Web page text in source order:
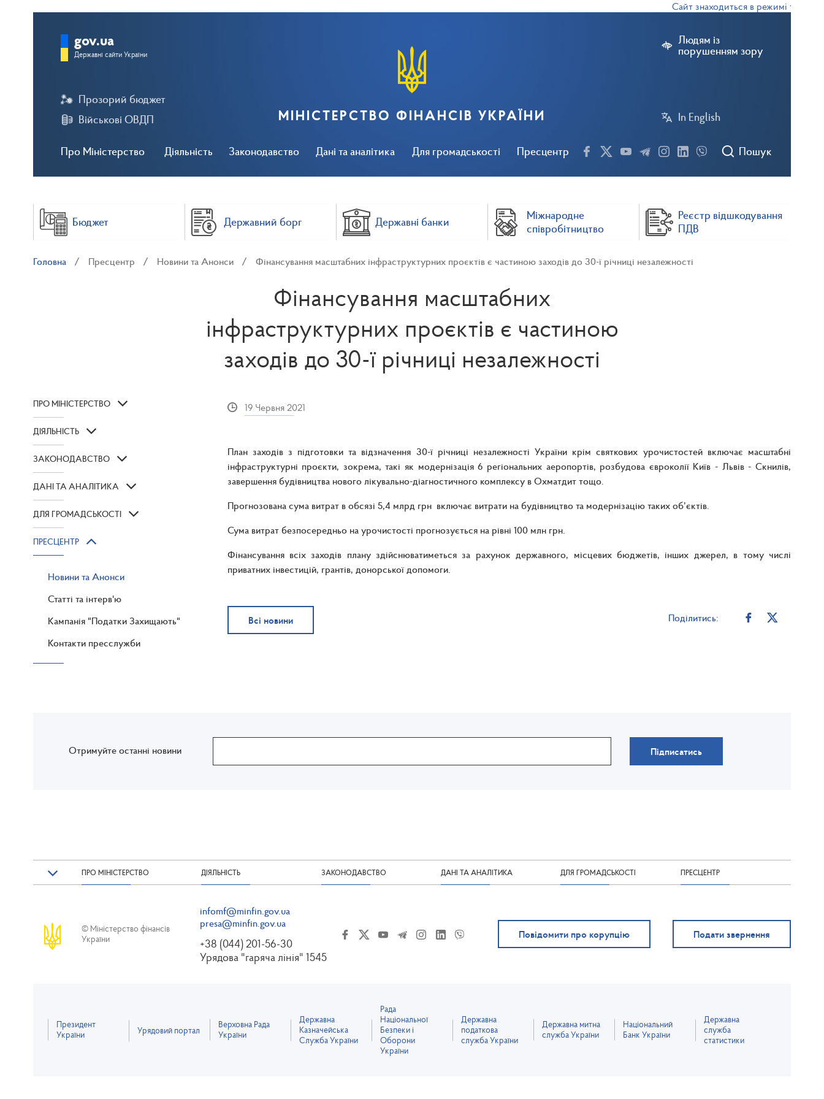
Сайт знаходиться в режимі тестової
Людям із
порушенням зору
In English
Про Міністерство Діяльність Законодавство Дані та аналітика Для громадськості Пресцентр
Прозорий бюджет
Військові ОВДП
Пошук
gov.ua
Державні сайти України
МІНІСТЕРСТВО ФІНАНСІВ УКРАЇНИ
Бюджет Державний борг Державні банки
Міжнародне
співробітництво
Реєстр відшкодування
ПДВ
Головна Пресцентр Новини та Анонси Фінансування масштабних інфраструктурних проєктів є частиною заходів до 30-ї річниці незалежності
Фінансування масштабних
інфраструктурних проєктів є частиною
заходів до 30-ї річниці незалежності
ПРО МІНІСТЕРСТВО
ДІЯЛЬНІСТЬ
ЗАКОНОДАВСТВО
ДАНІ ТА АНАЛІТИКА
ДЛЯ ГРОМАДСЬКОСТІ
ПРЕСЦЕНТР
Новини та Анонси
Статті та інтерв'ю
Кампанія "Податки Захищають"
Контакти пресслужби
19 Червня 2021
План заходів з підготовки та відзначення 30-ї річниці незалежності України крім святкових урочистостей включає масштабні
інфраструктурні проєкти, зокрема, такі як модернізація 6 регіональних аеропортів, розбудова євроколії Київ - Львів - Скнилів,
завершення будівництва нового лікувально-діагностичного комплексу в Охматдит тощо.
Прогнозована сума витрат в обсязі 5,4 млрд грн включає витрати на будівництво та модернізацію таких об’єктів.
Сума витрат безпосередньо на урочистості прогнозується на рівні 100 млн грн.
Фінансування всіх заходів плану здійснюватиметься за рахунок державного, місцевих бюджетів, інших джерел, в тому числі
приватних інвестицій, грантів, донорської допомоги.
Всі новини Поділитись:
Отримуйте останні новини Підписатись
ПРО МІНІСТЕРСТВО ДІЯЛЬНІСТЬ ЗАКОНОДАВСТВО ДАНІ ТА АНАЛІТИКА ДЛЯ ГРОМАДСЬКОСТІ ПРЕСЦЕНТР
© Міністерство фінансів
України
infomf@minfin.gov.ua
presa@minfin.gov.ua
+38 (044) 201-56-30
Урядова "гаряча лінія" 1545
Повідомити про корупцію Подати звернення
Президент
України
Урядовий портал
Верховна Рада
України
Державна
Казначейська
Служба України
Рада
Національної
Безпеки і
Оборони
України
Державна
податкова
служба України
Державна митна
служба України
Національний
Банк України
Державна
служба
статистики